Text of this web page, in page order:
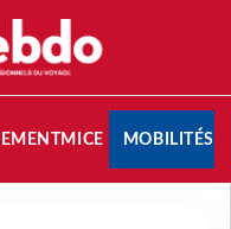
MICE MOBILITÉS